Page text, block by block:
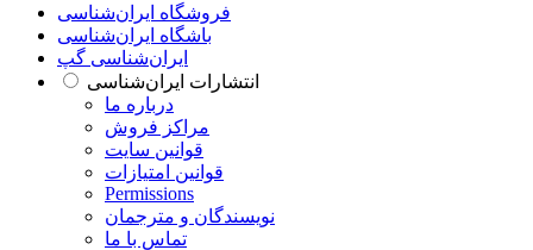
فروشگاه ایران‌شناسی
باشگاه ایران‌شناسی
ایران‌شناسی گپ
انتشارات ایران‌شناسی
درباره ما
مراکز فروش
قوانین سایت
قوانین امتیازات
Permissions
نویسندگان و مترجمان
تماس با ما